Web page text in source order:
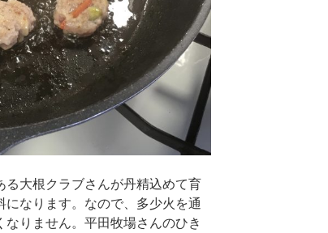
大根クラブさんが丹精込めて育
なります。なので、多少火を通
りません。平田牧場さんのひき